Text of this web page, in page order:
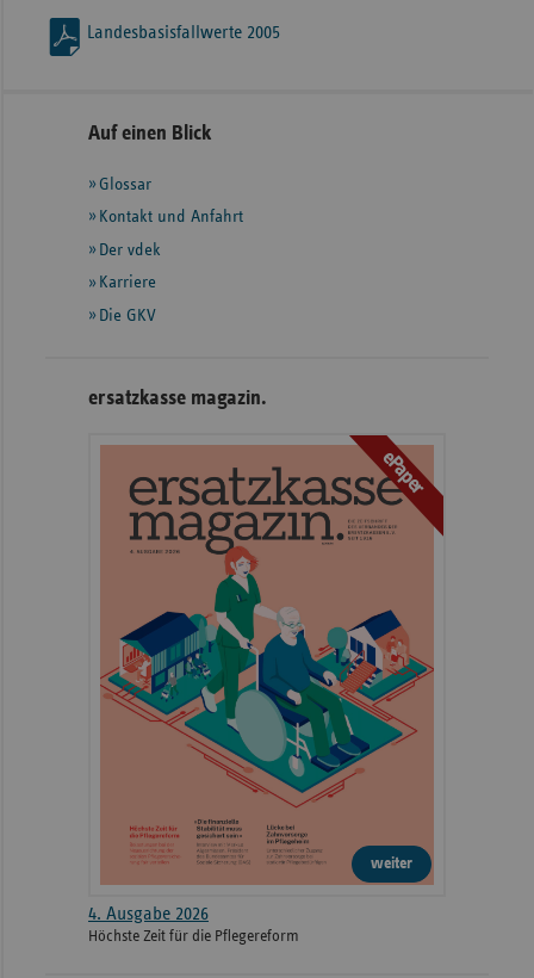
Landesbasisfallwerte 2005
Seitennavigation
Seitenleiste
weiteren
Informationen
Auf einen Blick
Glossar
Kontakt und Anfahrt
Der vdek
Karriere
Die GKV
ersatzkasse magazin.
ePaper
weiter
4. Ausgabe 2026
Höchste Zeit für die Pflegereform